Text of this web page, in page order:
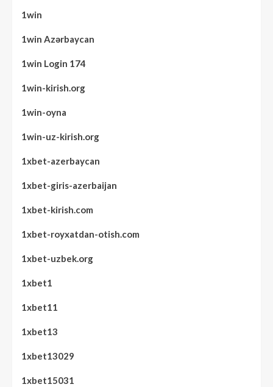
1win
1win Azərbaycan
1win Login 174
1win-kirish.org
1win-oyna
1win-uz-kirish.org
1xbet-azerbaycan
1xbet-giris-azerbaijan
1xbet-kirish.com
1xbet-royxatdan-otish.com
1xbet-uzbek.org
1xbet1
1xbet11
1xbet13
1xbet13029
1xbet15031